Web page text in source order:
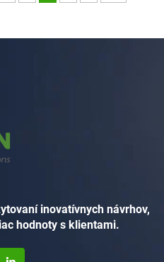
inovatívnych návrhov,
hodnoty s klientami.